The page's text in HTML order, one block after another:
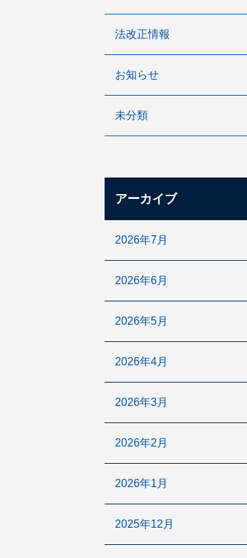
法改正情報
お知らせ
未分類
アーカイブ
2026年7月
2026年6月
2026年5月
2026年4月
2026年3月
2026年2月
2026年1月
2025年12月